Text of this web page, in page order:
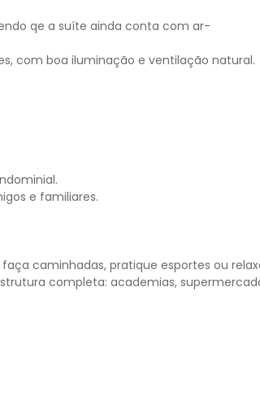
qe a suíte ainda conta com ar-
com boa iluminação e ventilação natural.
e familiares.
caminhadas, pratique esportes ou
completa: academias,